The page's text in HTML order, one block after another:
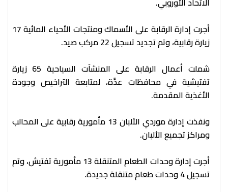
أجرت إدارة الرقابة على الأسماك ومنتجات الأحياء المائية 17
زيارة رقابية، وتم تجديد تسجيل 22 مركب صيد.
شملت أعمال الرقابة على المنشآت السياحية 65 زيارة
تفتيشية في محافظات عدَّة، لمتابعة التراخيص وجودة
الأغذية المقدمة.
ونفذت إدارة موردي الألبان 13 مأمورية رقابية على المحالب
ومراكز تجميع الألبان.
أجرت إدارة وحدات الطعام المتنقلة 13 مأمورية تفتيش، وتم
تسجيل 4 وحدات طعام متنقلة جديدة.